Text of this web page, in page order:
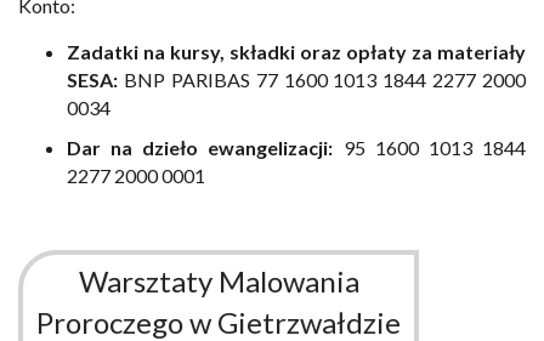
Konto:
Zadatki na kursy, składki oraz opłaty za materiały
SESA: BNP PARIBAS 77 1600 1013 1844 2277 2000
0034
Dar na dzieło ewangelizacji: 95 1600 1013 1844
2277 2000 0001
Warsztaty Malowania
Proroczego w Gietrzwałdzie